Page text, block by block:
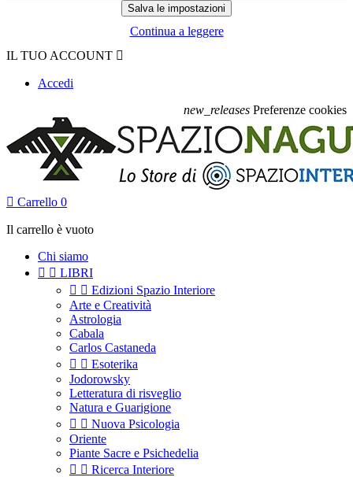
Continua a leggere
IL TUO ACCOUNT 
Accedi
new_releases Preferenze cookies
 Carrello 0
Il carrello è vuoto
Chi siamo
  LIBRI
  Edizioni Spazio Interiore
Arte e Creatività
Astrologia
Cabala
Carlos Castaneda
  Esoterika
Jodorowsky
Letteratura di risveglio
Natura e Guarigione
  Nuova Psicologia
Oriente
Piante Sacre e Psichedelia
  Ricerca Interiore